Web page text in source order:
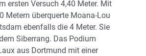
ersten Versuch 4,40 Meter. Mit
Metern überquerte Moana-Lou
ebenfalls die 4 Meter. Sie
Siberrang. Das Podium
aus Dortmund mit einer